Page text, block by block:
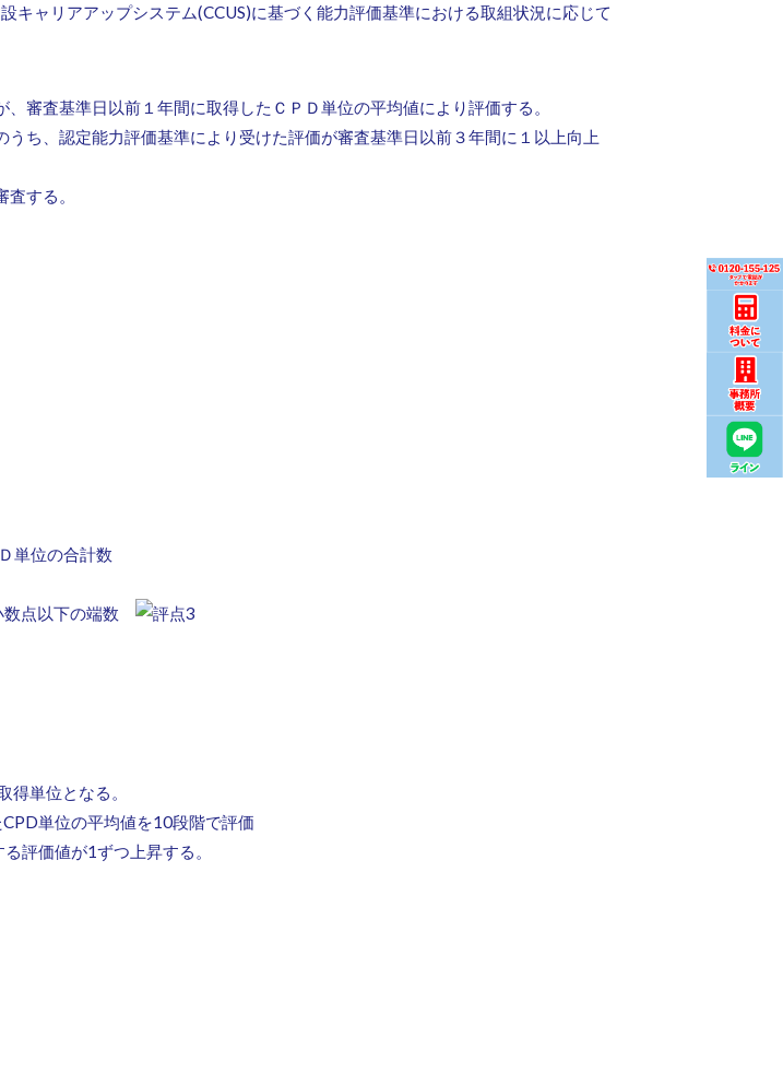
キャリアアップシステム(CCUS)に基づく能力評価基準における取組状況に応じて
審査基準日以前１年間に取得したＣＰＤ単位の平均値により評価する。
ち、認定能力評価基準により受けた評価が審査基準日以前３年間に１以上向上
する。
単位の合計数
点以下の端数
単位となる。
単位の平均値を10段階で評価
評価値が1ずつ上昇する。